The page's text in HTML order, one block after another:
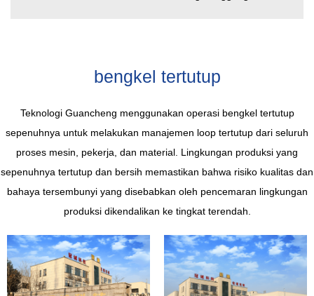
bengkel tertutup
Teknologi Guancheng menggunakan operasi bengkel tertutup
sepenuhnya untuk melakukan manajemen loop tertutup dari seluruh
proses mesin, pekerja, dan material. Lingkungan produksi yang
sepenuhnya tertutup dan bersih memastikan bahwa risiko kualitas dan
bahaya tersembunyi yang disebabkan oleh pencemaran lingkungan
produksi dikendalikan ke tingkat terendah.